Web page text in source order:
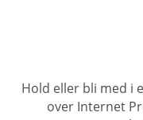
Hold eller bli med i
over Internet